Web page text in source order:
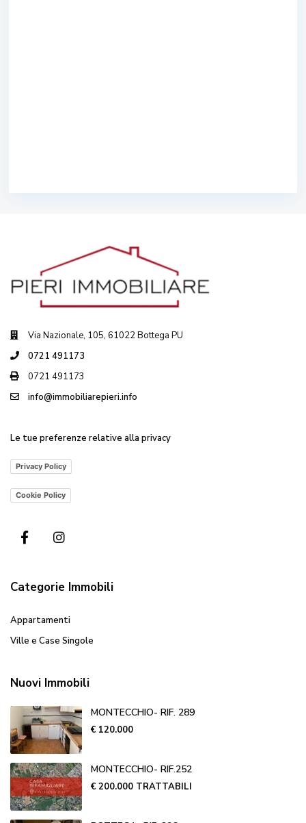
Via Nazionale, 105, 61022 Bottega PU
0721 491173
0721 491173
info@immobiliarepieri.info
Le tue preferenze relative alla privacy
Privacy Policy
Cookie Policy
Categorie Immobili
Appartamenti
Ville e Case Singole
Nuovi Immobili
MONTECCHIO- RIF. 289
€ 120.000
MONTECCHIO- RIF.252
€ 200.000 TRATTABILI